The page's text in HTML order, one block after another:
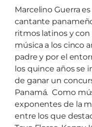
Marcelino Guerra
cantante
ritmos latinos y con
música a los cinco
padre y por el
los quince años se
de ganar un
Panamá. Como
exponentes de la
entre los que